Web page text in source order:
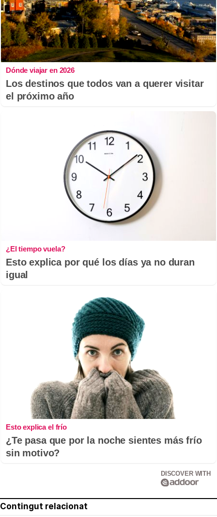
Dónde viajar en 2026
Los destinos que todos van a querer visitar
el próximo año
¿El tiempo vuela?
Esto explica por qué los días ya no duran
igual
Esto explica el frío
¿Te pasa que por la noche sientes más frío
sin motivo?
DISCOVER WITH
Contingut relacionat